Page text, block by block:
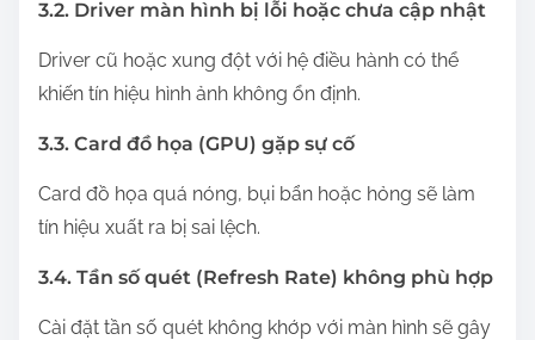
3.2. Driver màn hình bị lỗi hoặc chưa cập nhật
Driver cũ hoặc xung đột với hệ điều hành có thể
khiến tín hiệu hình ảnh không ổn định.
3.3. Card đồ họa (GPU) gặp sự cố
Card đồ họa quá nóng, bụi bẩn hoặc hỏng sẽ làm
tín hiệu xuất ra bị sai lệch.
3.4. Tần số quét (Refresh Rate) không phù hợp
Cài đặt tần số quét không khớp với màn hình sẽ gây